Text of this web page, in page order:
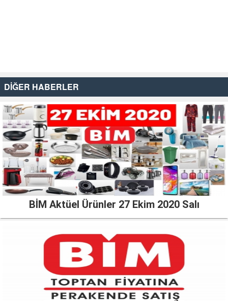
DİĞER HABERLER
BİM Aktüel Ürünler 27 Ekim 2020 Salı